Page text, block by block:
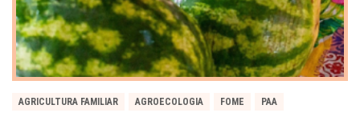
AGRICULTURA FAMILIAR AGROECOLOGIA FOME
PAA